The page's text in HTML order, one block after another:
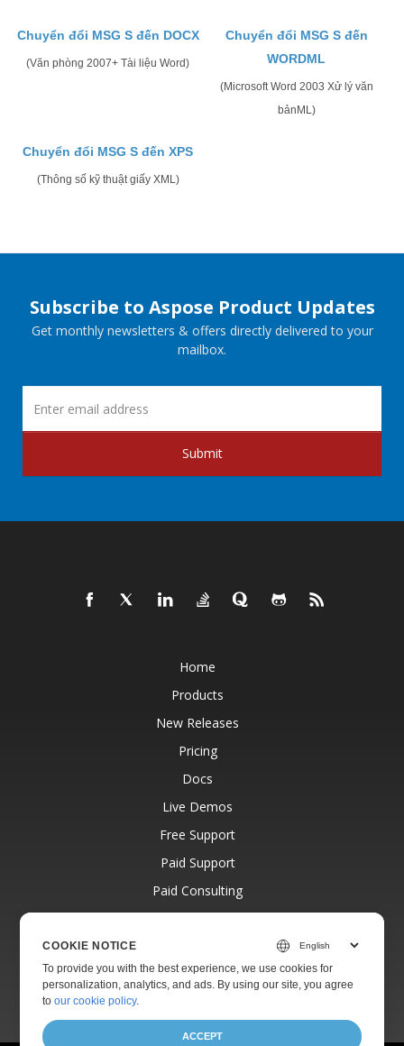
Chuyển đổi MSG S đến DOCX
(Văn phòng 2007+ Tài liệu Word)
Chuyển đổi MSG S đến
WORDML
(Microsoft Word 2003 Xử lý văn
bảnML)
Chuyển đổi MSG S đến XPS
(Thông số kỹ thuật giấy XML)
Subscribe to Aspose Product Updates
Get monthly newsletters & offers directly delivered to your
mailbox.
Submit
Home
Products
New Releases
Pricing
Docs
Live Demos
Free Support
Paid Support
Paid Consulting
Blog
About
COOKIE NOTICE
To provide you with the best experience, we use cookies for
personalization, analytics, and ads. By using our site, you agree
toour cookie policy.
ACCEPT